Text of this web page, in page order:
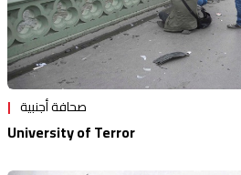
صحافة أجنبية
University of Terror